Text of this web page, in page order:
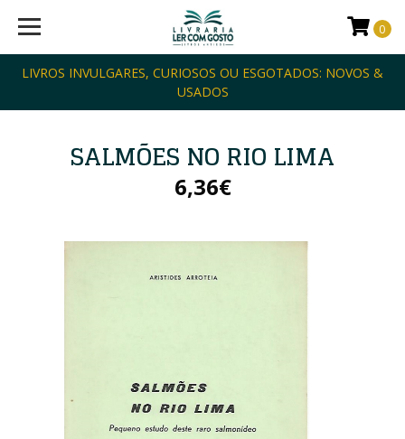
LIVROS INVULGARES, CURIOSOS OU ESGOTADOS: NOVOS &
USADOS
0
SALMÕES NO RIO LIMA
6,36€